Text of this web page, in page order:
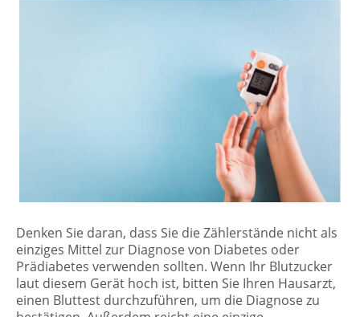
Denken Sie daran, dass Sie die Zählerstände nicht als
einziges Mittel zur Diagnose von Diabetes oder
Prädiabetes verwenden sollten. Wenn Ihr Blutzucker
laut diesem Gerät hoch ist, bitten Sie Ihren Hausarzt,
einen Bluttest durchzuführen, um die Diagnose zu